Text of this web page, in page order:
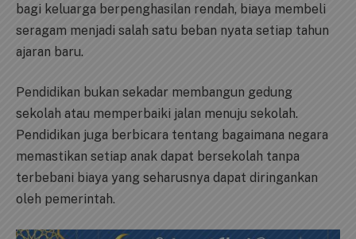
bagi keluarga berpenghasilan rendah, biaya membeli
seragam menjadi salah satu beban nyata setiap tahun
ajaran baru.
Pendidikan bukan sekadar membangun gedung
sekolah atau memperbaiki jalan menuju sekolah.
Pendidikan juga berbicara tentang bagaimana negara
memastikan setiap anak dapat bersekolah tanpa
terbebani biaya yang seharusnya dapat diringankan
oleh pemerintah.